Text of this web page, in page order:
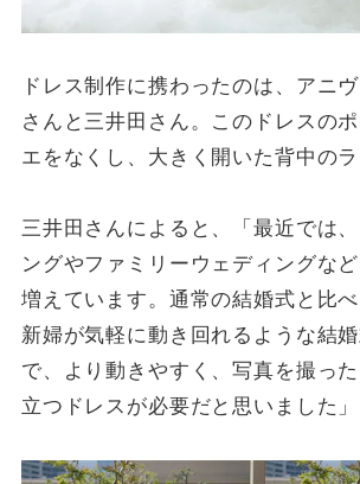
ドレス制作に携わったのは、アニ
さんと三井田さん。このドレスの
エをなくし、大きく開いた背中のラ
三井田さんによると、「最近では
ングやファミリーウェディングな
増えています。通常の結婚式と比
新婦が気軽に動き回れるような結
で、より動きやすく、写真を撮っ
立つドレスが必要だと思いました」